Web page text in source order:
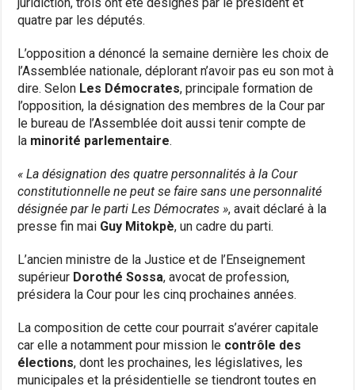
quatre par les députés.
L’opposition a dénoncé la semaine dernière les choix de
l’Assemblée nationale, déplorant n’avoir pas eu son mot à
dire. Selon Les Démocrates, principale formation de
l’opposition, la désignation des membres de la Cour par
le bureau de l’Assemblée doit aussi tenir compte de
la minorité parlementaire.
« La désignation des quatre personnalités à la Cour
constitutionnelle ne peut se faire sans une personnalité
désignée par le parti Les Démocrates », avait déclaré à la
presse fin mai Guy Mitokpè, un cadre du parti.
L’ancien ministre de la Justice et de l’Enseignement
supérieur Dorothé Sossa, avocat de profession,
présidera la Cour pour les cinq prochaines années.
La composition de cette cour pourrait s’avérer capitale
car elle a notamment pour mission le contrôle des
élections, dont les prochaines, les législatives, les
municipales et la présidentielle se tiendront toutes en